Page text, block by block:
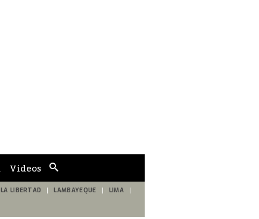
de
búsqueda
Videos
LA LIBERTAD LAMBAYEQUE LIMA